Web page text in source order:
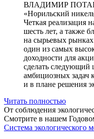
ВЛАДИМИР
«Норильский
Четкая реализация
шесть лет, а также
на сырьевых
один из самых
доходности для
сделать следующий
амбициозных задач
и в плане решения
Читать полностью
От соблюдения
Смотрите в нашем
Система экологического